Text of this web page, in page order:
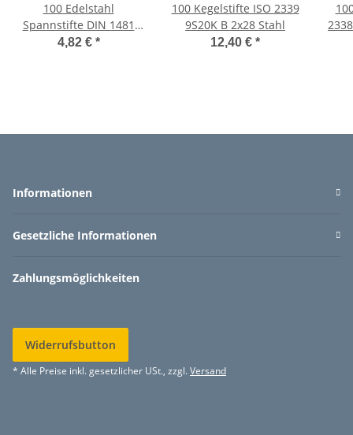
100 Edelstahl
Spannstifte DIN 1481
1.4310 2x28
4,82 € *
100 Kegelstifte ISO 2339
9S20K B 2x28 Stahl
12,40 € *
Informationen
Gesetzliche Informationen
Zahlungsmöglichkeiten
Widerrufsbutton
* Alle Preise inkl. gesetzlicher USt., zzgl.Versand